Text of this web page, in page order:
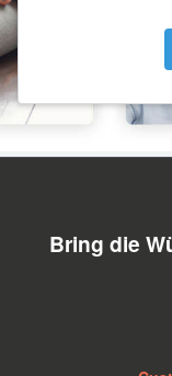
Bring die